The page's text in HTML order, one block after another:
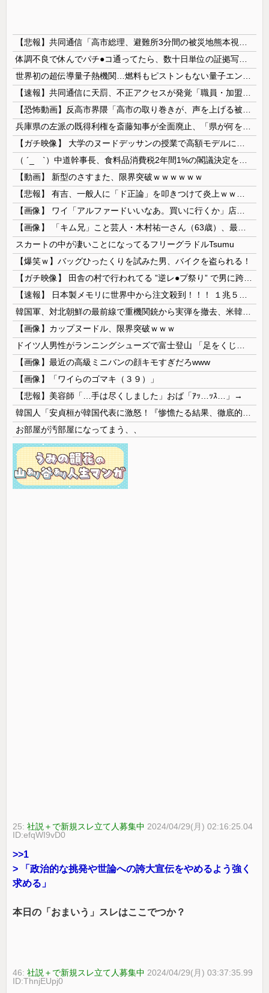
【動画】 新型のさすまた、限界突破ｗｗｗｗｗｗ
スカートの中が凄いことになってるフリーグラドルTsumu
【爆笑ｗ】バッグひったくりを試みた男、バイクを盗られる！
【画像】カップヌードル、限界突破ｗｗｗ
【画像】最近の高級ミニバンの顔キモすぎだろwww
【画像】「ワイらのゴマキ（３９）」
【悲報】美容師「…手は尽くしました」おば「ｱｯ…ｯｽ…」→
お部屋が汚部屋になってまう、、
25:社説＋で新規スレ立て人募集中 2024/04/29(月) 02:16:25.04
ID:efqWI9vD0
>>1
> 「政治的な挑発や世論への誇大宣伝をやめるよう強く
求める」
本日の「おまいう」スレはここでつか？
46:社説＋で新規スレ立て人募集中 2024/04/29(月) 03:37:35.99
ID:ThnjEUpj0